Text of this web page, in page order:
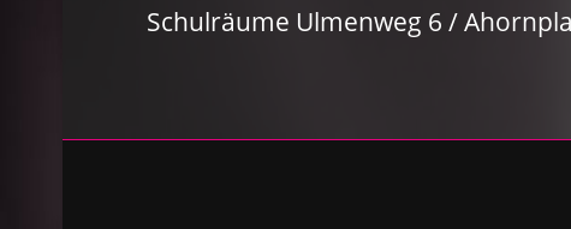
Schulräume Ulmenweg 6 /